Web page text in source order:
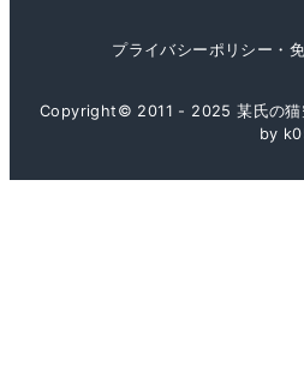
プライバシーポリシー・
Copyright© 2011 - 2025 某氏の
by